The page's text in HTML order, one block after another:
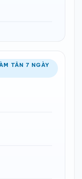
TÂN 7 NGÀY